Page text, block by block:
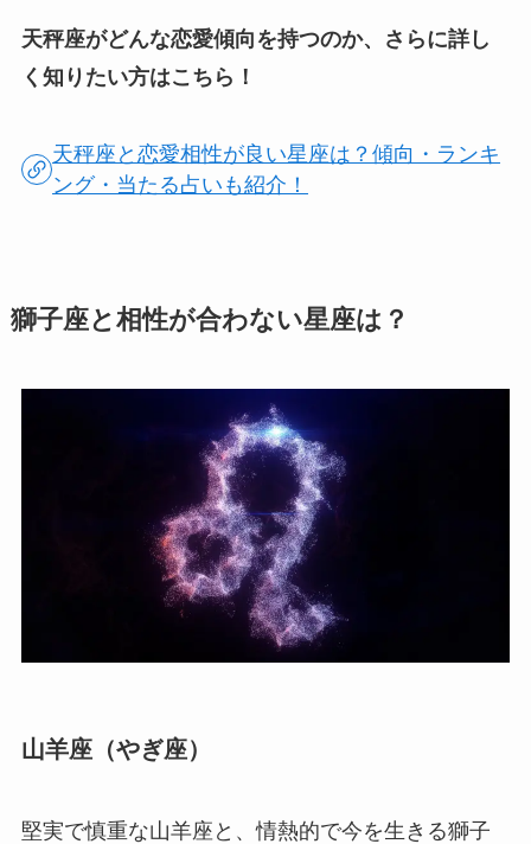
天秤座がどんな恋愛傾向を持つのか、さらに詳し
く知りたい方はこちら！
天秤座と恋愛相性が良い星座は？傾向・ランキ
ング・当たる占いも紹介！
獅子座と相性が合わない星座は？
山羊座（やぎ座）
堅実で慎重な山羊座と、情熱的で今を生きる獅子